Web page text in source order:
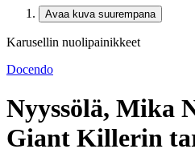
Avaa kuva suurempana
Karusellin nuolipainikkeet
Docendo
Nyyssölä, Mika
Giant Killerin